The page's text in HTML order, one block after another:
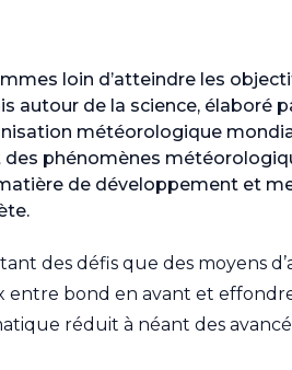
loin d’atteindre les
autour de la science, élaboré
météorologique
phénomènes
de développement et
des défis que des moyens
entre bond en avant et
réduit à néant des